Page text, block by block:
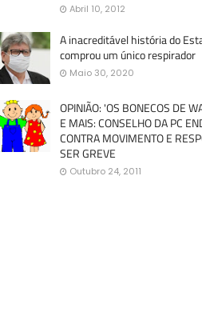
Abril 10, 2012
A inacreditável história do
comprou um único respirador
Maio 30, 2020
OPINIÃO: 'OS BONECOS DE
E MAIS: CONSELHO DA PC
CONTRA MOVIMENTO E
SER GREVE
Outubro 24, 2011